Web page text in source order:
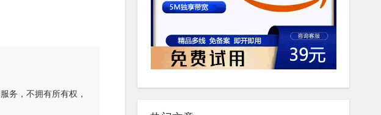
务，不拥有所有权，